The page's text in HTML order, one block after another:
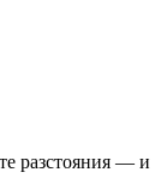
разстояния — и